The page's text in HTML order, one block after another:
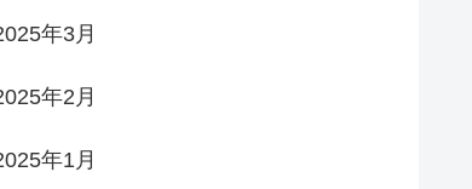
年3月
年2月
年1月